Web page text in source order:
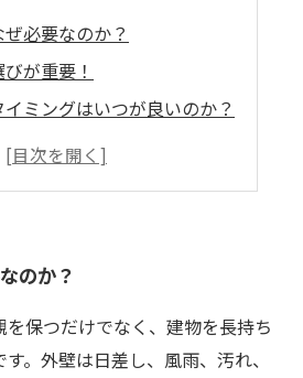
必要なのか？
が重要！
ミングはいつが良いのか？
が大切！
のか？
保つだけでなく、建物を長持ち
。外壁は日差し、風雨、汚れ、